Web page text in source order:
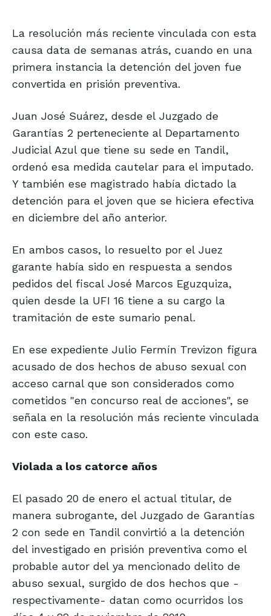
La resolución más reciente vinculada con esta
causa data de semanas atrás, cuando en una
primera instancia la detención del joven fue
convertida en prisión preventiva.
Juan José Suárez, desde el Juzgado de
Garantías 2 perteneciente al Departamento
Judicial Azul que tiene su sede en Tandil,
ordenó esa medida cautelar para el imputado.
Y también ese magistrado había dictado la
detención para el joven que se hiciera efectiva
en diciembre del año anterior.
En ambos casos, lo resuelto por el Juez
garante había sido en respuesta a sendos
pedidos del fiscal José Marcos Eguzquiza,
quien desde la UFI 16 tiene a su cargo la
tramitación de este sumario penal.
En ese expediente Julio Fermín Trevizon figura
acusado de dos hechos de abuso sexual con
acceso carnal que son considerados como
cometidos "en concurso real de acciones", se
señala en la resolución más reciente vinculada
con este caso.
Violada a los catorce años
El pasado 20 de enero el actual titular, de
manera subrogante, del Juzgado de Garantías
2 con sede en Tandil convirtió a la detención
del investigado en prisión preventiva como el
probable autor del ya mencionado delito de
abuso sexual, surgido de dos hechos que -
respectivamente- datan como ocurridos los